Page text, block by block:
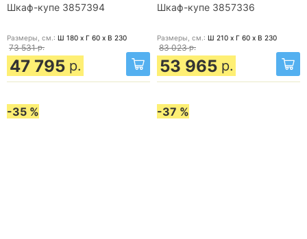
Шкаф-купе 3857394
Размеры, cм.: Ш 180 x Г 60 x В 230
73 531 р.
47 795 р.
Шкаф-купе 3857336
Размеры, cм.: Ш 210 x Г 60 x В 230
83 023 р.
53 965 р.
-35 % -37 %